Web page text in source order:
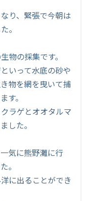
り、緊張で今朝は
。
物の採集です。
いって水底の砂や
物を網を曳いて捕
す。
ラゲとオオタルマ
した。
気に熊野灘に行
。
に出ることができ